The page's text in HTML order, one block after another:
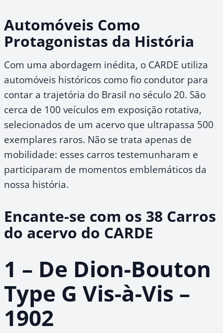
Automóveis Como
Protagonistas da História
Com uma abordagem inédita, o CARDE utiliza
automóveis históricos como fio condutor para
contar a trajetória do Brasil no século 20. São
cerca de 100 veículos em exposição rotativa,
selecionados de um acervo que ultrapassa 500
exemplares raros. Não se trata apenas de
mobilidade: esses carros testemunharam e
participaram de momentos emblemáticos da
nossa história.
Encante-se com os 38 Carros
do acervo do CARDE
1 – De Dion-Bouton
Type G Vis-à-Vis –
1902